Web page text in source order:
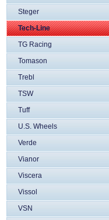
Steger
Tech-Line
TG Racing
Tomason
Trebl
TSW
Tuff
U.S. Wheels
Verde
Vianor
Viscera
Vissol
VSN